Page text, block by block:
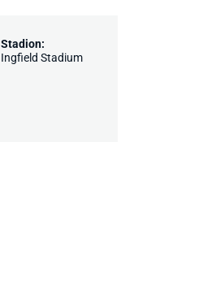
Stadion:
Ingfield Stadium